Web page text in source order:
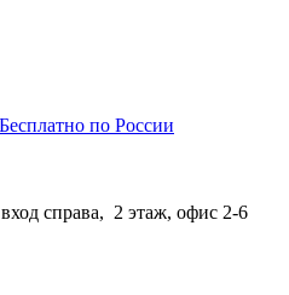
Бесплатно по России
справа, 2 этаж, офис 2-6